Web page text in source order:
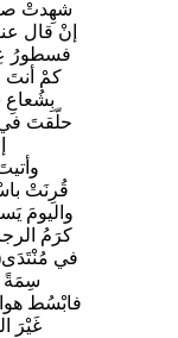
شهِدتْ
إنْ قال
فسطورُ
كمْ أنتَ
بِشُعاعِ
حلّقتَ
قُرِنَتْ
واليومَ
كرَمُ
في مُنْتَدَى(
سِمَةً
فابْسُط
غَيْرَ